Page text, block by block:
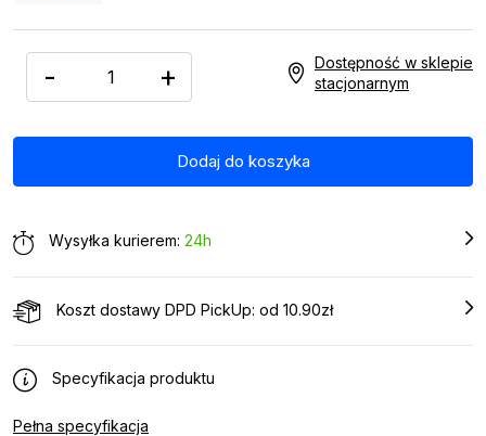
- +
Dostępność w sklepie
stacjonarnym
Wysyłka kurierem: 24h
Koszt dostawy DPD PickUp: od 10.90zł
Specyfikacja produktu
Pełna specyfikacja